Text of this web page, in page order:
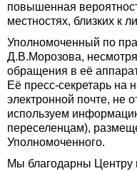
повышенная
местностях, близких к
Уполномоченный по
Д.В.Морозова,
обращения в её
Её пресс-секретарь
электронной почте, не
используем
переселенцам),
Уполномоченного.
Мы благодарны Центру